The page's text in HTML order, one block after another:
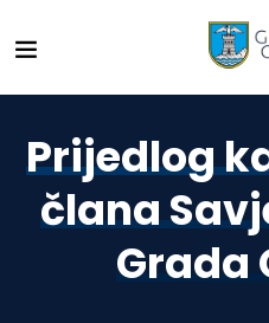
Prijedlog
člana
Grada